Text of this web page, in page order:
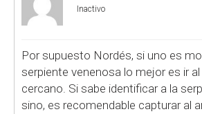
Inactivo
Por supuesto Nordés, si uno es
serpiente venenosa lo mejor es ir
cercano. Si sabe identificar a la
sino, es recomendable capturar al